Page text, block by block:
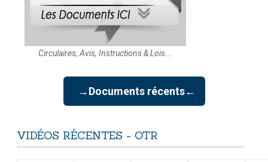
Circulaires, Avis, Instructions & Lois...
→Documents récents←
VIDÉOS RÉCENTES - OTR